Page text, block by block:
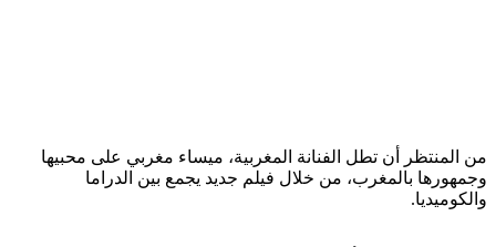
من المنتظر أن تطل الفنانة المغربية، ميساء مغربي على محبيها
وجمهورها بالمغرب، من خلال فيلم جديد يجمع بين الدراما
والكوميديا.